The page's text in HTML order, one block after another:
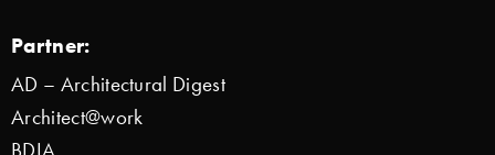
Partner:
AD – Architectural Digest
Architect@work